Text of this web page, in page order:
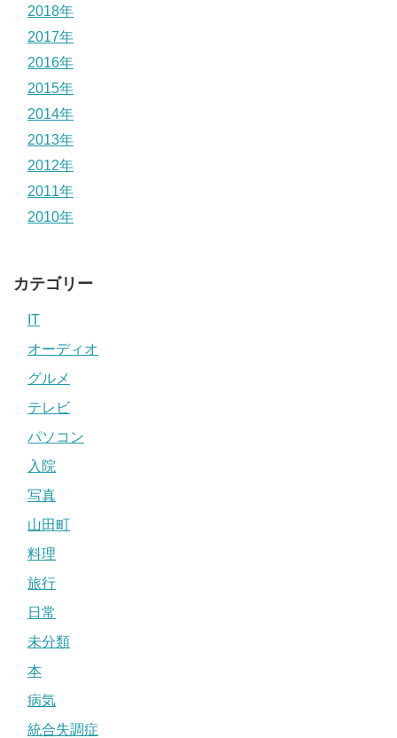
2018年
2017年
2016年
2015年
2014年
2013年
2012年
2011年
2010年
カテゴリー
IT
オーディオ
グルメ
テレビ
パソコン
入院
写真
山田町
料理
旅行
日常
未分類
本
病気
統合失調症